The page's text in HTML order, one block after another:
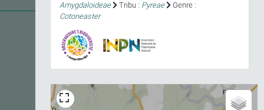
Amygdaloideae
Tribu : Pyreae
Genre :
Cotoneaster